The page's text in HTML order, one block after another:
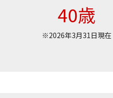
40歳
※2026年3月31日現在